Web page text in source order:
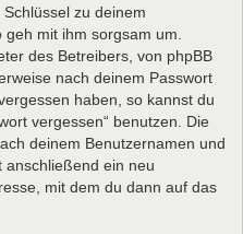
zu deinem
mit ihm sorgsam um.
des Betreibers, von phpBB
nach deinem Passwort
haben, so kannst du
vergessen“ benutzen. Die
deinem Benutzernamen und
anschließend ein neu
mit dem du dann auf das